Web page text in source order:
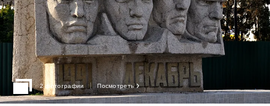
2 фотографии Посмотреть ›